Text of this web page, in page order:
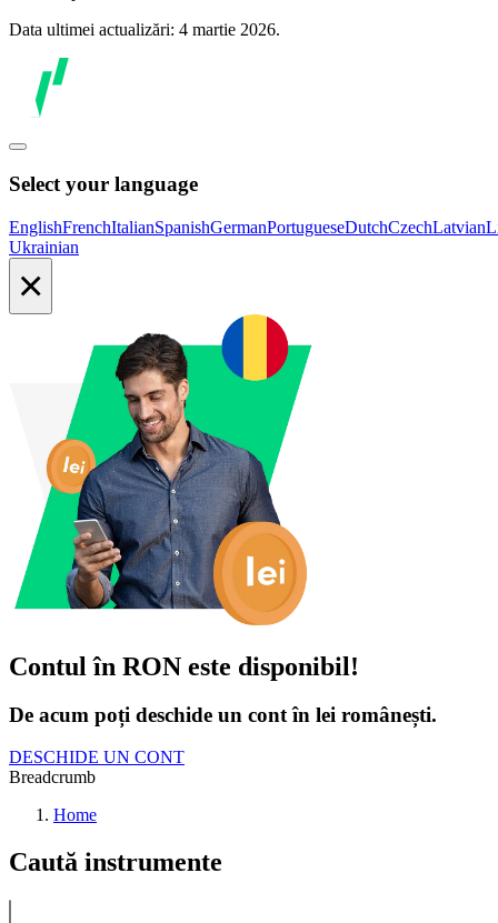
Data ultimei actualizări: 4 martie 2026.
Select your language
EnglishFrenchItalianSpanishGermanPortugueseDutchCzechLatvian
Ukrainian
×
Contul în RON este disponibil!
De acum poți deschide un cont în lei românești.
DESCHIDE UN CONT
Breadcrumb
Home
Caută instrumente